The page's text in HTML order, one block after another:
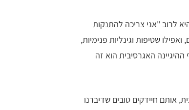
לרוב "אני צריכה להתנקות
שטיפות וגינליות פנימיות,
האגרסיבית הוא זה
אותם חיידקים טובים שדיברנו